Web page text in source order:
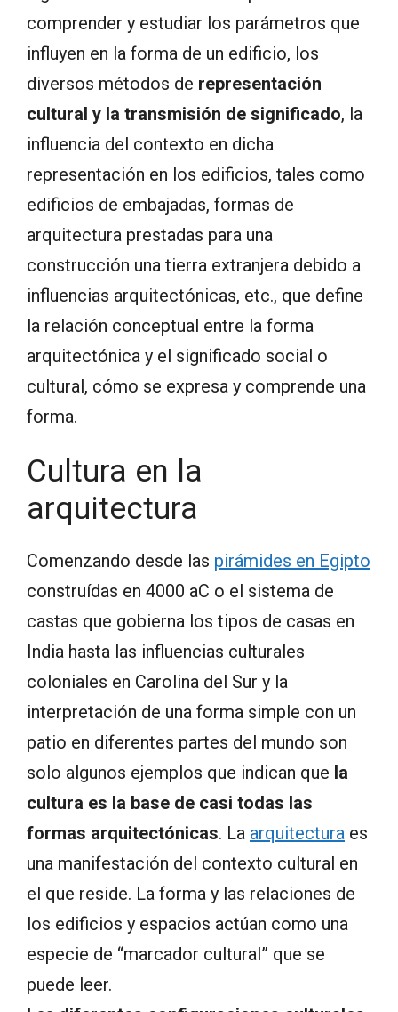
comprender y estudiar los parámetros que
influyen en la forma de un edificio, los
diversos métodos de representación
cultural y la transmisión de significado, la
influencia del contexto en dicha
representación en los edificios, tales como
edificios de embajadas, formas de
arquitectura prestadas para una
construcción una tierra extranjera debido a
influencias arquitectónicas, etc., que define
la relación conceptual entre la forma
arquitectónica y el significado social o
cultural, cómo se expresa y comprende una
forma.
Cultura en la
arquitectura
Comenzando desde las pirámides en Egipto
construídas en 4000 aC o el sistema de
castas que gobierna los tipos de casas en
India hasta las influencias culturales
coloniales en Carolina del Sur y la
interpretación de una forma simple con un
patio en diferentes partes del mundo son
solo algunos ejemplos que indican que la
cultura es la base de casi todas las
formas arquitectónicas. La arquitectura es
una manifestación del contexto cultural en
el que reside. La forma y las relaciones de
los edificios y espacios actúan como una
especie de “marcador cultural” que se
puede leer.